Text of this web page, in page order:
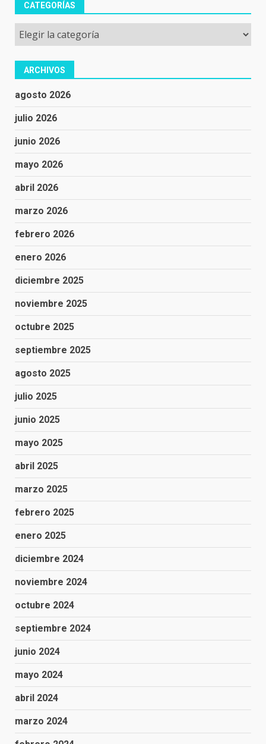
CATEGORÍAS
Categorías
ARCHIVOS
agosto 2026
julio 2026
junio 2026
mayo 2026
abril 2026
marzo 2026
febrero 2026
enero 2026
diciembre 2025
noviembre 2025
octubre 2025
septiembre 2025
agosto 2025
julio 2025
junio 2025
mayo 2025
abril 2025
marzo 2025
febrero 2025
enero 2025
diciembre 2024
noviembre 2024
octubre 2024
septiembre 2024
junio 2024
mayo 2024
abril 2024
marzo 2024